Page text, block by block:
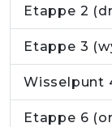
Etappe 2
Etappe 3
Wisselpunt
Etappe 6